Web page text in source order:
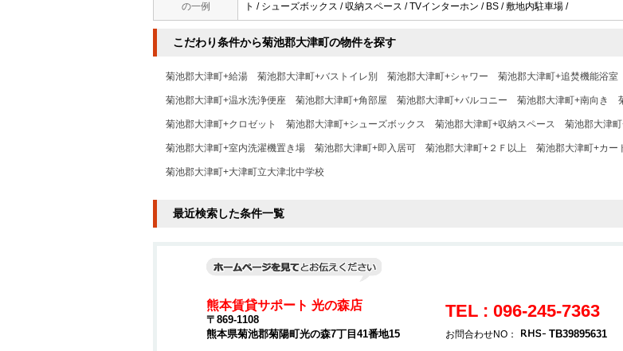
の一例
ト / シューズボックス / 収納スペース / TVインターホン / BS / 敷地内駐車場 /
こだわり条件から菊池郡大津町の物件を探す
菊池郡大津町+給湯 菊池郡大津町+バストイレ別 菊池郡大津町+シャワー 菊池郡大津町+追焚機能浴室
菊池郡大津町+温水洗浄便座 菊池郡大津町+角部屋 菊池郡大津町+バルコニー 菊池郡大津町+南向き
菊池郡大津町+クロゼット 菊池郡大津町+シューズボックス 菊池郡大津町+収納スペース 菊池郡大津
菊池郡大津町+室内洗濯機置き場 菊池郡大津町+即入居可 菊池郡大津町+２Ｆ以上 菊池郡大津町+カー
菊池郡大津町+大津町立大津北中学校
最近検索した条件一覧
熊本賃貸サポート 光の森店
〒869-1108
熊本県菊池郡菊陽町光の森7丁目41番地15
TEL : 096-245-7363
お問合わせNO： TB39895631